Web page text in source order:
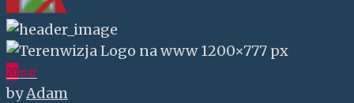
20mar
byAdam